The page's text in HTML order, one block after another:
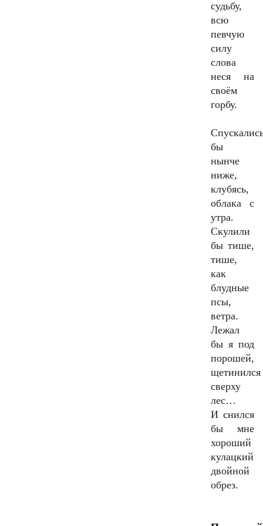
судьбу,
всю
певчую
силу
слова
неся на
своём
горбу.
бы
нынче
ниже,
клубясь,
облака с
утра.
Скулили
бы тише,
тише,
как
блудные
псы,
ветра.
Лежал
бы я под
порошей,
щетинился
сверху
лес…
И снился
бы мне
хороший
кулацкий
двойной
обрез.